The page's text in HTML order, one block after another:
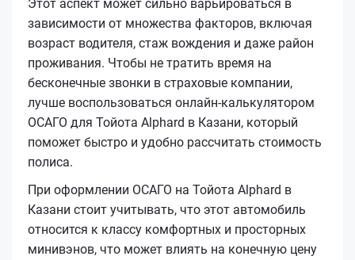
Этот аспект может сильно варьироваться в
зависимости от множества факторов, включая
возраст водителя, стаж вождения и даже район
проживания. Чтобы не тратить время на
бесконечные звонки в страховые компании,
лучше воспользоваться онлайн-калькулятором
ОСАГО для Тойота Alphard в Казани, который
поможет быстро и удобно рассчитать стоимость
полиса.
При оформлении ОСАГО на Тойота Alphard в
Казани стоит учитывать, что этот автомобиль
относится к классу комфортных и просторных
минивэнов, что может влиять на конечную цену